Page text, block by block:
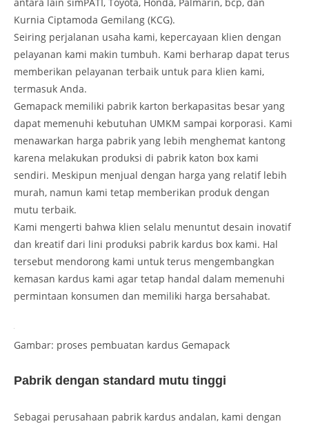
Kurnia Ciptamoda Gemilang (KCG).
Seiring perjalanan usaha kami, kepercayaan klien dengan
pelayanan kami makin tumbuh. Kami berharap dapat terus
memberikan pelayanan terbaik untuk para klien kami,
termasuk Anda.
Gemapack memiliki pabrik karton berkapasitas besar yang
dapat memenuhi kebutuhan UMKM sampai korporasi. Kami
menawarkan harga pabrik yang lebih menghemat kantong
karena melakukan produksi di pabrik katon box kami
sendiri. Meskipun menjual dengan harga yang relatif lebih
murah, namun kami tetap memberikan produk dengan
mutu terbaik.
Kami mengerti bahwa klien selalu menuntut desain inovatif
dan kreatif dari lini produksi pabrik kardus box kami. Hal
tersebut mendorong kami untuk terus mengembangkan
kemasan kardus kami agar tetap handal dalam memenuhi
permintaan konsumen dan memiliki harga bersahabat.
Gambar: proses pembuatan kardus Gemapack
Pabrik dengan standard mutu tinggi
Sebagai perusahaan pabrik kardus andalan, kami dengan